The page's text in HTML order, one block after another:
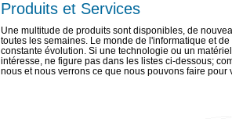
Produits et Services
Une multitude de produits sont disponibles, de
toutes les semaines. Le monde de l'informatique et
constante évolution. Si une technologie ou un
intéresse, ne figure pas dans les listes ci-dessous;
nous et nous verrons ce que nous pouvons faire pour